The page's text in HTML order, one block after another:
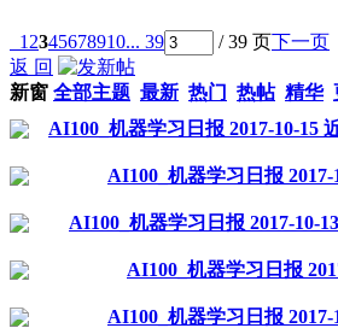
1 2345678910... 39 / 39 页下一页
返 回
新窗 全部主题 最新 热门 热帖 精华
AI100_机器学习日报 2017-10-15
AI100_机器学习日报
AI100_机器学习日报 2017-10-
AI100_机器学习日报
AI100_机器学习日报